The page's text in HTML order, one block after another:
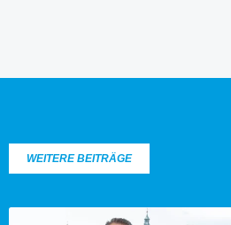
WEITERE BEITRÄGE